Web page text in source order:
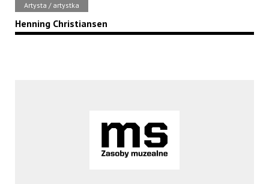
Artysta / artystka
Henning Christiansen